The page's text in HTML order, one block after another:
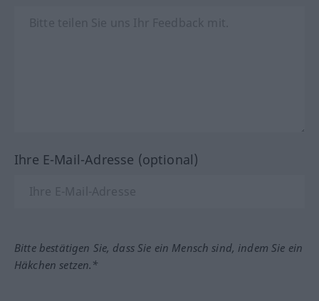
Ihre E-Mail-Adresse (optional)
Bitte bestätigen Sie, dass Sie ein Mensch sind, indem Sie ein
Häkchen setzen.*